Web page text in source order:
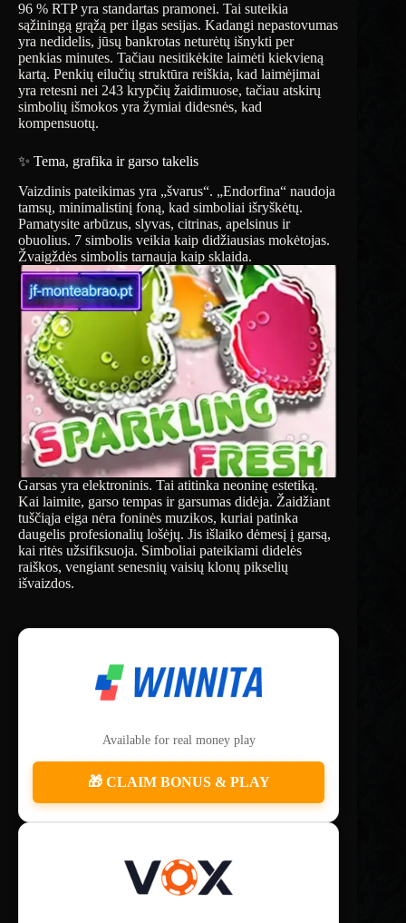
96 % RTP yra standartas pramonei. Tai suteikia
sąžiningą grąžą per ilgas sesijas. Kadangi nepastovumas
yra nedidelis, jūsų bankrotas neturėtų išnykti per
penkias minutes. Tačiau nesitikėkite laimėti kiekvieną
kartą. Penkių eilučių struktūra reiškia, kad laimėjimai
yra retesni nei 243 krypčių žaidimuose, tačiau atskirų
simbolių išmokos yra žymiai didesnės, kad
kompensuotų.
✨ Tema, grafika ir garso takelis
Vaizdinis pateikimas yra „švarus“. „Endorfina“ naudoja
tamsų, minimalistinį foną, kad simboliai išryškėtų.
Pamatysite arbūzus, slyvas, citrinas, apelsinus ir
obuolius. 7 simbolis veikia kaip didžiausias mokėtojas.
Žvaigždės simbolis tarnauja kaip sklaida.
Garsas yra elektroninis. Tai atitinka neoninę estetiką.
Kai laimite, garso tempas ir garsumas didėja. Žaidžiant
tuščiąja eiga nėra foninės muzikos, kuriai patinka
daugelis profesionalių lošėjų. Jis išlaiko dėmesį į garsą,
kai ritės užsifiksuoja. Simboliai pateikiami didelės
raiškos, vengiant senesnių vaisių klonų pikselių
išvaizdos.
Available for real money play
🎁 CLAIM BONUS & PLAY